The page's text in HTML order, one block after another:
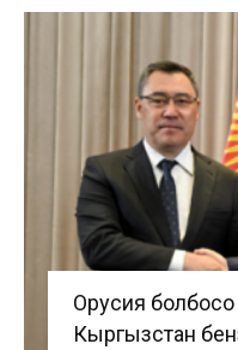
Орусия
Кыргызстан